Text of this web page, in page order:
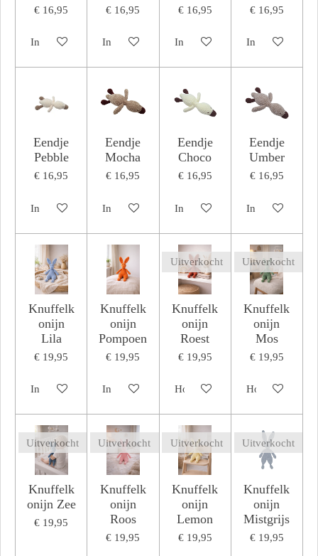
€ 16,95
In winkelwagen
€ 16,95
In winkelwagen
€ 16,95
In winkelwagen
€ 16,95
In winkelwagen
Eendje
Pebble
€ 16,95
In winkelwagen
Eendje
Mocha
€ 16,95
In winkelwagen
Eendje
Choco
€ 16,95
In winkelwagen
Eendje
Umber
€ 16,95
In winkelwagen
Knuffelk
onijn
Lila
€ 19,95
In winkelwagen
Knuffelk
onijn
Pompoen
€ 19,95
In winkelwagen
Uitverkocht
Knuffelk
onijn
Roest
€ 19,95
Houd mij op de hoogte
Uitverkocht
Knuffelk
onijn
Mos
€ 19,95
Houd mij op de
Uitverkocht
Knuffelk
onijn Zee
€ 19,95
Uitverkocht
Knuffelk
onijn
Roos
€ 19,95
Uitverkocht
Knuffelk
onijn
Lemon
€ 19,95
Uitverkocht
Knuffelk
onijn
Mistgrijs
€ 19,95